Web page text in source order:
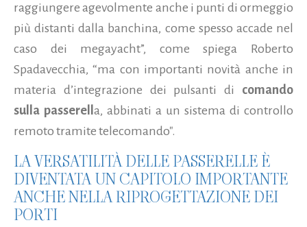
raggiungere agevolmente anche i punti di ormeggio
più distanti dalla banchina, come spesso accade nel
caso dei megayacht”, come spiega Roberto
Spadavecchia, “ma con importanti novità anche in
materia d’integrazione dei pulsanti di comando
sulla passerell a, abbinati a un sistema di controllo
remoto tramite telecomando".
LA VERSATILITÀ DELLE PASSERELLE È
DIVENTATA UN CAPITOLO IMPORTANTE
ANCHE NELLA RIPROGETTAZIONE DEI
PORTI